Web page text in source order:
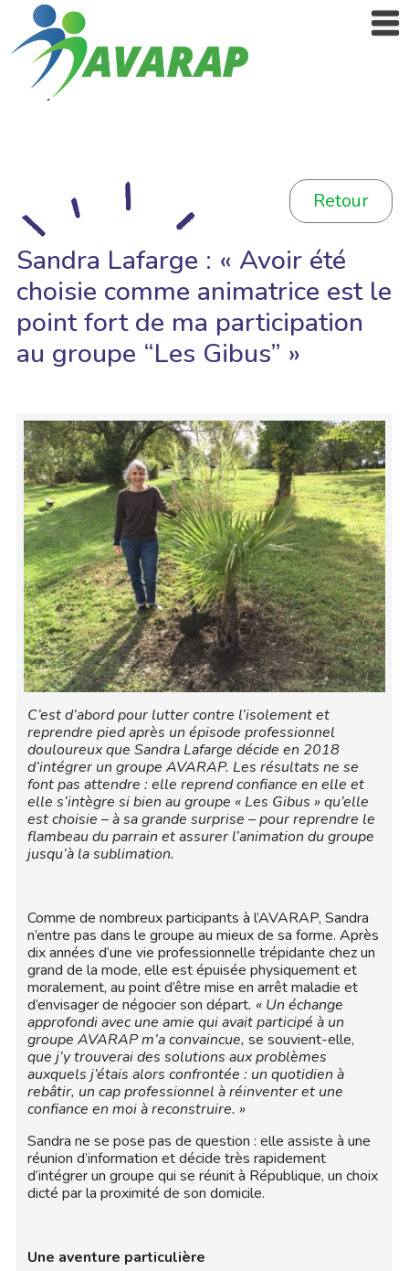
Retour
Sandra Lafarge : « Avoir été
choisie comme animatrice est le
point fort de ma participation
au groupe “Les Gibus” »
C’est d’abord pour lutter contre l’isolement et
reprendre pied après un épisode professionnel
douloureux que Sandra Lafarge décide en 2018
d’intégrer un groupe AVARAP. Les résultats ne se
font pas attendre : elle reprend confiance en elle et
elle s’intègre si bien au groupe « Les Gibus » qu’elle
est choisie – à sa grande surprise – pour reprendre le
flambeau du parrain et assurer l’animation du groupe
jusqu’à la sublimation.
Comme de nombreux participants à l’AVARAP, Sandra
n’entre pas dans le groupe au mieux de sa forme. Après
dix années d’une vie professionnelle trépidante chez un
grand de la mode, elle est épuisée physiquement et
moralement, au point d’être mise en arrêt maladie et
d’envisager de négocier son départ. « Un échange
approfondi avec une amie qui avait participé à un
groupe AVARAP m’a convaincue, se souvient-elle,
que j’y trouverai des solutions aux problèmes
auxquels j’étais alors confrontée : un quotidien à
rebâtir, un cap professionnel à réinventer et une
confiance en moi à reconstruire. »
Sandra ne se pose pas de question : elle assiste à une
réunion d’information et décide très rapidement
d’intégrer un groupe qui se réunit à République, un choix
dicté par la proximité de son domicile.
Une aventure particulière